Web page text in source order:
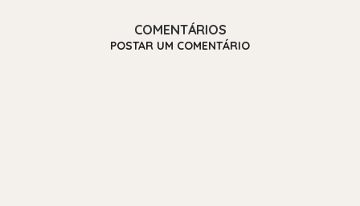
COMENTÁRIOS
POSTAR UM COMENTÁRIO